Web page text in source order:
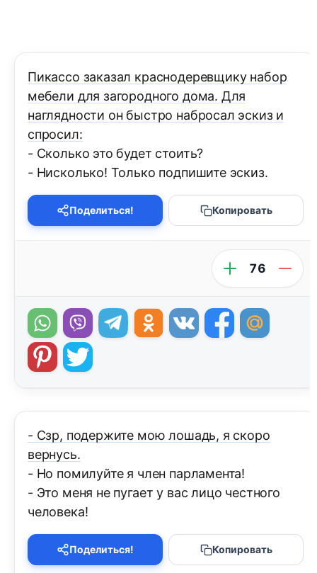
Пикассо заказал краснодеревщику набор
мебели для загородного дома. Для
наглядности он быстро набросал эскиз и
спросил:
- Сколько это будет стоить?
- Нисколько! Только подпишите эскиз.
Поделиться! Копировать
76
- Сзр, подержите мою лошадь, я скоро
вернусь.
- Но помилуйте я член парламента!
- Это меня не пугает у вас лицо честного
человека!
Поделиться! Копировать